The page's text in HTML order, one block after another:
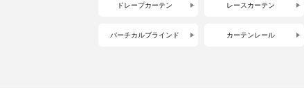
ドレープカーテン レースカーテン
バーチカルブラインド カーテンレール